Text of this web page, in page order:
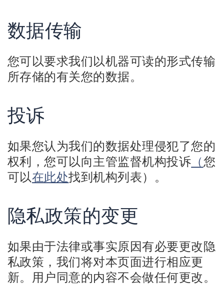
数据传输
您可以要求我们以机器可读的形式传输
所存储的有关您的数据。
投诉
如果您认为我们的数据处理侵犯了您的
权利，您可以向主管监督机构投诉 （您
可以在此处找到机构列表）。
隐私政策的变更
如果由于法律或事实原因有必要更改隐
私政策，我们将对本页面进行相应更
新。用户同意的内容不会做任何更改。